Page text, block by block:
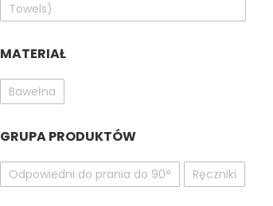
Towels)
MATERIAŁ
Bawełna
GRUPA PRODUKTÓW
Odpowiedni do prania do 90° Ręczniki